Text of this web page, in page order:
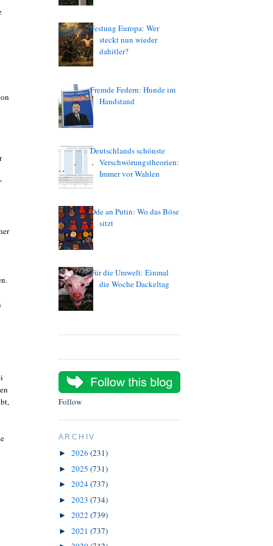
Festung Europa: Wer
steckt nun wieder
dahitler?
Fremde Federn: Hunde im
Handstand
Deutschlands schönste
Verschwörungstheorien:
Immer vor Wahlen
Ode an Putin: Wo das Böse
sitzt
Für die Umwelt: Einmal
die Woche Dackeltag
Follow
ARCHIV
► 2026 (231)
► 2025 (731)
► 2024(737)
► 2023 (734)
► 2022 (739)
► 2021 (737)